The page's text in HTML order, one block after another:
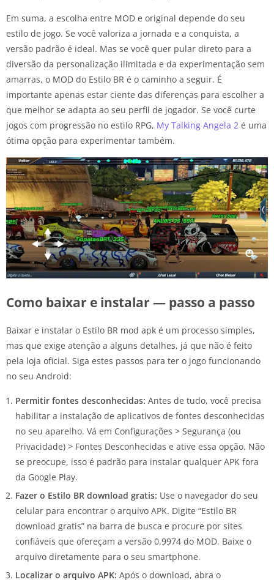
Em suma, a escolha entre MOD e original depende do seu
estilo de jogo. Se você valoriza a jornada e a conquista, a
versão padrão é ideal. Mas se você quer pular direto para a
diversão da personalização ilimitada e da experimentação sem
amarras, o MOD do Estilo BR é o caminho a seguir. É
importante apenas estar ciente das diferenças para escolher a
que melhor se adapta ao seu perfil de jogador. Se você curte
jogos com progressão no estilo RPG, My Talking Angela 2 é uma
ótima opção para experimentar também.
Como baixar e instalar — passo a passo
Baixar e instalar o Estilo BR mod apk é um processo simples,
mas que exige atenção a alguns detalhes, já que não é feito
pela loja oficial. Siga estes passos para ter o jogo funcionando
no seu Android:
Permitir fontes desconhecidas: Antes de tudo, você precisa
habilitar a instalação de aplicativos de fontes desconhecidas
no seu aparelho. Vá em Configurações > Segurança (ou
Privacidade) > Fontes Desconhecidas e ative essa opção. Não
se preocupe, isso é padrão para instalar qualquer APK fora
da Google Play.
Fazer o Estilo BR download gratis: Use o navegador do seu
celular para encontrar o arquivo APK. Digite “Estilo BR
download gratis” na barra de busca e procure por sites
confiáveis que ofereçam a versão 0.9974 do MOD. Baixe o
arquivo diretamente para o seu smartphone.
Localizar o arquivo APK: Após o download, abra o